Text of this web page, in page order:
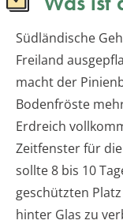
Südländische
Freiland
macht der
Bodenfröste
Erdreich
Zeitfenster für
sollte 8 bis 10
geschützten
hinter Glas zu